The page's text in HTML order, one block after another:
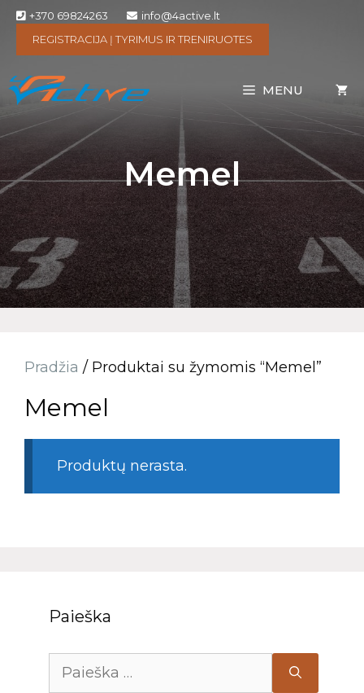
+370 69824263
info@4active.lt
REGISTRACIJA Į TYRIMUS IR TRENIRUOTES
MENU
Memel
Pradžia / Produktai su žymomis “Memel”
Memel
Produktų nerasta.
Paieška